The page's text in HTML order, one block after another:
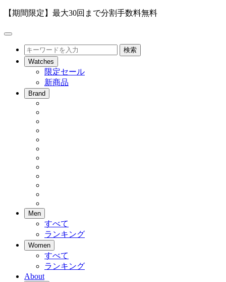
【期間限定】最大30回まで分割手数料無料
メ
検
索
検索
Watches
限定セール
新商品
Brand
Men
すべて
ランキング
Women
すべて
ランキング
About